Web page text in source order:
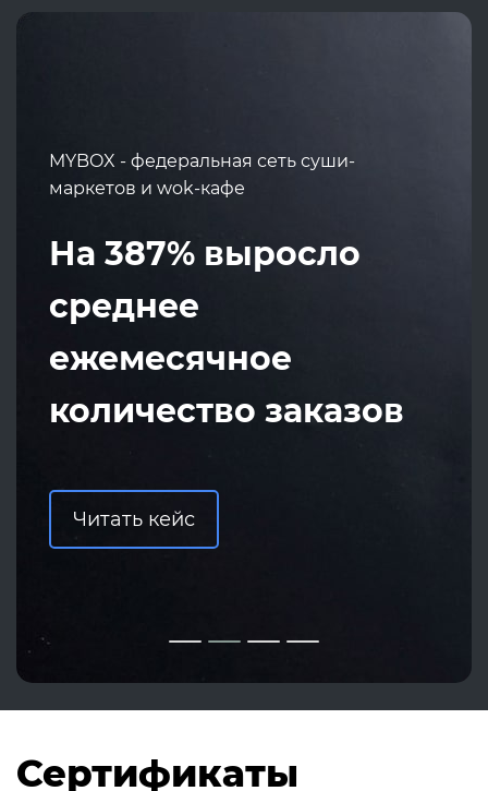
MYBOX - федеральная сеть суши-
маркетов и wok-кафе
На 387% выросло
среднее
ежемесячное
количество заказов
Читать кейс
Сертификаты